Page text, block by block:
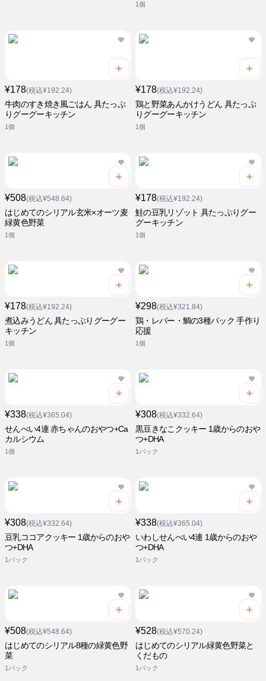
1個
¥178(税込¥192.24)
牛肉のすき焼き風ごはん 具たっぷ
りグーグーキッチン
1個
¥178(税込¥192.24)
鶏と野菜あんかけうどん 具たっぷ
りグーグーキッチン
1個
¥508(税込¥548.64)
はじめてのシリアル玄米×オーツ麦
緑黄色野菜
1個
¥178(税込¥192.24)
鮭の豆乳リゾット 具たっぷりグー
グーキッチン
1個
¥178(税込¥192.24)
煮込みうどん 具たっぷりグーグー
キッチン
1個
¥298(税込¥321.84)
鶏・レバー・鯛の3種パック 手作り
応援
1個
¥338(税込¥365.04)
せんべい4連 赤ちゃんのおやつ+Ca
カルシウム
1個
¥308(税込¥332.64)
黒豆きなこクッキー 1歳からのおや
つ+DHA
1パック
¥308(税込¥332.64)
豆乳ココアクッキー 1歳からのおや
つ+DHA
1パック
¥338(税込¥365.04)
いわしせんべい4連 1歳からのおや
つ+DHA
1パック
¥508(税込¥548.64)
はじめてのシリアル8種の緑黄色野
菜
1パック
¥528(税込¥570.24)
はじめてのシリアル緑黄色野菜と
くだもの
1パック